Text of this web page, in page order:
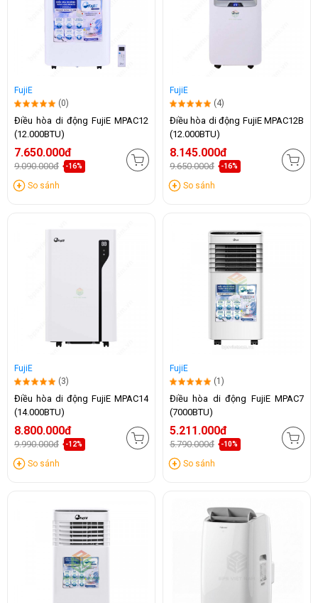
FujiE
(0)
Điều hòa di động FujiE MPAC12
(12.000BTU)
7.650.000đ
9.090.000đ -16%
So sánh
FujiE
(4)
Điều hòa di động FujiE MPAC12B
(12.000BTU)
8.145.000đ
9.650.000đ -16%
So sánh
FujiE
(3)
Điều hòa di động FujiE MPAC14
(14.000BTU)
8.800.000đ
9.990.000đ -12%
So sánh
FujiE
(1)
Điều hòa di động FujiE MPAC7
(7000BTU)
5.211.000đ
5.790.000đ -10%
So sánh